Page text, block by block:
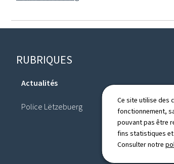
Ce site utilise des
fonctionnement,
pouvant pas être
fins statistiques
Consulter notre
Pied
de
RUBRIQUES
Actualités
Police Lëtzebuerg